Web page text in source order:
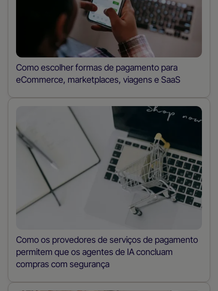
Como escolher formas de pagamento para
eCommerce, marketplaces, viagens e SaaS
Como os provedores de serviços de pagamento
permitem que os agentes de IA concluam
compras com segurança